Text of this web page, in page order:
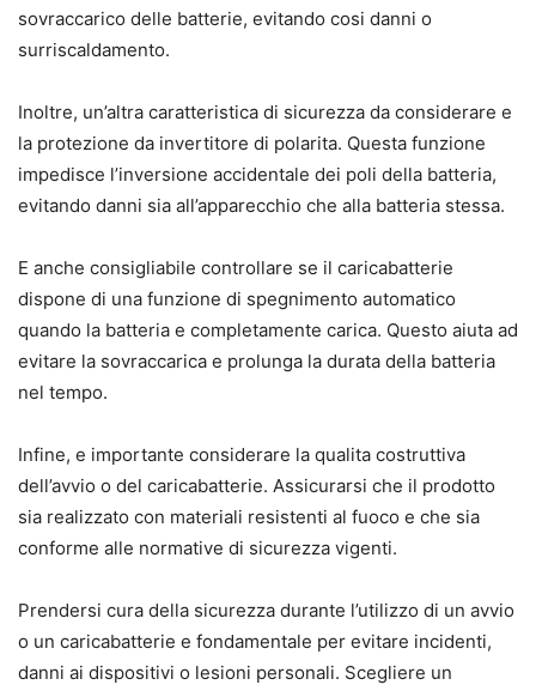
sovraccarico delle batterie, evitando cosi danni o
surriscaldamento.
Inoltre, un’altra caratteristica di sicurezza da considerare e
la protezione da invertitore di polarita. Questa funzione
impedisce l’inversione accidentale dei poli della batteria,
evitando danni sia all’apparecchio che alla batteria stessa.
E anche consigliabile controllare se il caricabatterie
dispone di una funzione di spegnimento automatico
quando la batteria e completamente carica. Questo aiuta ad
evitare la sovraccarica e prolunga la durata della batteria
nel tempo.
Infine, e importante considerare la qualita costruttiva
dell’avvio o del caricabatterie. Assicurarsi che il prodotto
sia realizzato con materiali resistenti al fuoco e che sia
conforme alle normative di sicurezza vigenti.
Prendersi cura della sicurezza durante l’utilizzo di un avvio
o un caricabatterie e fondamentale per evitare incidenti,
danni ai dispositivi o lesioni personali. Scegliere un